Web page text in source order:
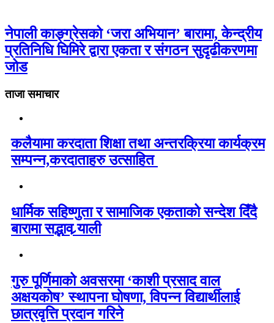
नेपाली काङ्ग्रेसको ‘जरा अभियान’ बारामा, केन्द्रीय
प्रतिनिधि घिमिरे द्वारा एकता र संगठन सुदृढीकरणमा
जोड
ताजा समाचार
कलैयामा करदाता शिक्षा तथा अन्तरक्रिया कार्यक्रम
सम्पन्न,करदाताहरु उत्साहित
धार्मिक सहिष्णुता र सामाजिक एकताको सन्देश दिँदै
बारामा सद्भाव र्‍याली
गुरु पूर्णिमाको अवसरमा ‘काशी प्रसाद वाल
अक्षयकोष’ स्थापना घोषणा, विपन्न विद्यार्थीलाई
छात्रवृत्ति प्रदान गरिने